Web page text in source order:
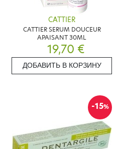
CATTIER
CATTIER SERUM DOUCEUR
APAISANT 30ML
19,70 €
ДОБАВИТЬ В КОРЗИНУ
-15%